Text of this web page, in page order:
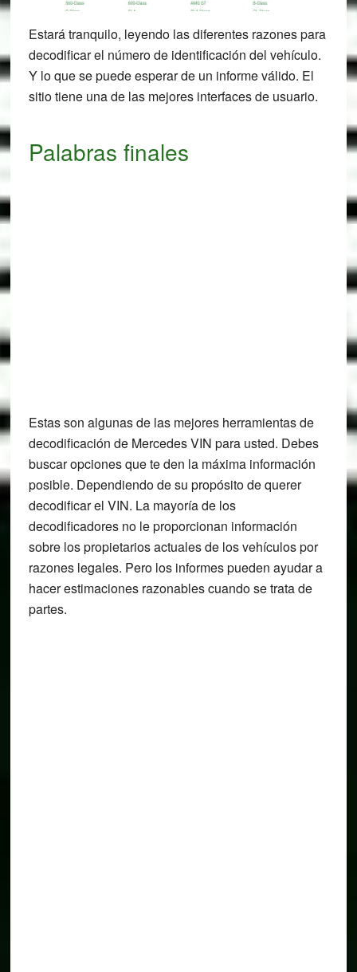
Estará tranquilo, leyendo las diferentes razones para
decodificar el número de identificación del vehículo.
Y lo que se puede esperar de un informe válido. El
sitio tiene una de las mejores interfaces de usuario.
Palabras finales
Estas son algunas de las mejores herramientas de
decodificación de Mercedes VIN para usted. Debes
buscar opciones que te den la máxima información
posible. Dependiendo de su propósito de querer
decodificar el VIN. La mayoría de los
decodificadores no le proporcionan información
sobre los propietarios actuales de los vehículos por
razones legales. Pero los informes pueden ayudar a
hacer estimaciones razonables cuando se trata de
partes.